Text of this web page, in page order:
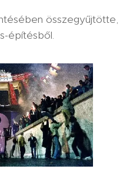
összegyűjtötte,
építésből.